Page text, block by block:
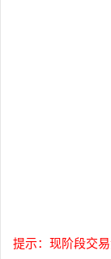
提示：现阶段交